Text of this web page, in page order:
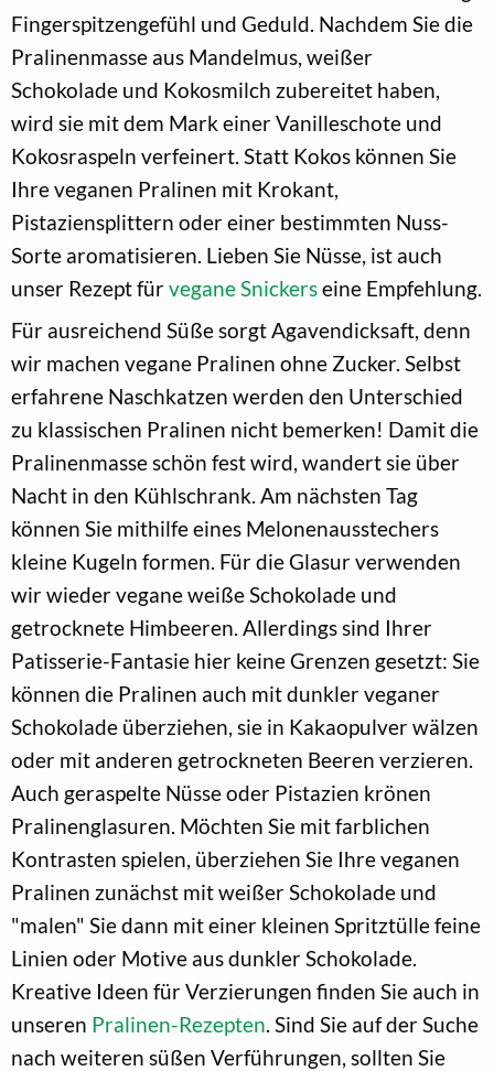
Fingerspitzengefühl und Geduld. Nachdem Sie die
Pralinenmasse aus Mandelmus, weißer
Schokolade und Kokosmilch zubereitet haben,
wird sie mit dem Mark einer Vanilleschote und
Kokosraspeln verfeinert. Statt Kokos können Sie
Ihre veganen Pralinen mit Krokant,
Pistaziensplittern oder einer bestimmten Nuss-
Sorte aromatisieren. Lieben Sie Nüsse, ist auch
unser Rezept fürvegane Snickerseine Empfehlung.
Für ausreichend Süße sorgt Agavendicksaft, denn
wir machen vegane Pralinen ohne Zucker. Selbst
erfahrene Naschkatzen werden den Unterschied
zu klassischen Pralinen nicht bemerken! Damit die
Pralinenmasse schön fest wird, wandert sie über
Nacht in den Kühlschrank. Am nächsten Tag
können Sie mithilfe eines Melonenausstechers
kleine Kugeln formen. Für die Glasur verwenden
wir wieder vegane weiße Schokolade und
getrocknete Himbeeren. Allerdings sind Ihrer
Patisserie-Fantasie hier keine Grenzen gesetzt: Sie
können die Pralinen auch mit dunkler veganer
Schokolade überziehen, sie in Kakaopulver wälzen
oder mit anderen getrockneten Beeren verzieren.
Auch geraspelte Nüsse oder Pistazien krönen
Pralinenglasuren. Möchten Sie mit farblichen
Kontrasten spielen, überziehen Sie Ihre veganen
Pralinen zunächst mit weißer Schokolade und
"malen" Sie dann mit einer kleinen Spritztülle feine
Linien oder Motive aus dunkler Schokolade.
Kreative Ideen für Verzierungen finden Sie auch in
unseren Pralinen-Rezepten. Sind Sie auf der Suche
nach weiteren süßen Verführungen, sollten Sie